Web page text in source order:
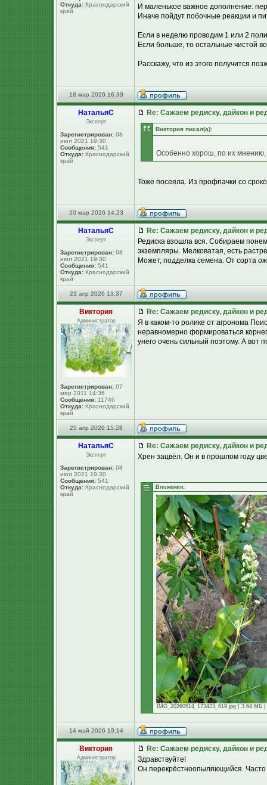
Откуда: Краснодарский
край
И маленькое важное дополнение:
Иначе пойдут побочные реакции и
Если в неделю проводим 1 или 2
Если больше, то остальные чистой
Расскажу, что из этого получится
18 мар 2026 16:39
НатальяС
Эксперт
Зарегистрирован: 08
июл 2021 19:30
Сообщения: 541
Откуда: Краснодарский
край
Re: Сажаем редиску, дайкон и
Виктория писал(а):
Особенно хорош, по их мнению,
Тоже посеяла. Из профпачки со
20 мар 2026 14:23
НатальяС
Эксперт
Зарегистрирован: 08
июл 2021 19:30
Сообщения: 541
Откуда: Краснодарский
край
Re: Сажаем редиску, дайкон и
Редиска взошла вся. Собираем
экземпляры. Мелковатая, есть
Может, подделка семена. От сорта
23 апр 2026 13:37
Виктория
Администратор
Зарегистрирован: 07
мар 2011 14:36
Сообщения: 11746
Откуда: Краснодарский
край
Re: Сажаем редиску, дайкон и
Я в каком-то ролике от агронома
неравномерно формироваться
унего очень сильный поэтому. А вот
25 апр 2026 15:28
НатальяС
Эксперт
Зарегистрирован: 08
июл 2021 19:30
Сообщения: 541
Откуда: Краснодарский
край
Re: Сажаем редиску, дайкон и
Хрен зацвёл. Он и в прошлом году
Вложения:
IMG_20260514_173423_619.jpg [ 3.64 МБ
14 май 2026 19:14
Виктория
Администратор
Re: Сажаем редиску, дайкон и
Здравствуйте!
Он перекрёстноопыляющийся. Часто